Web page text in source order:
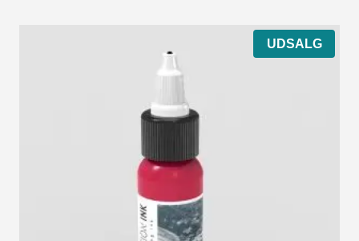
UDSALG